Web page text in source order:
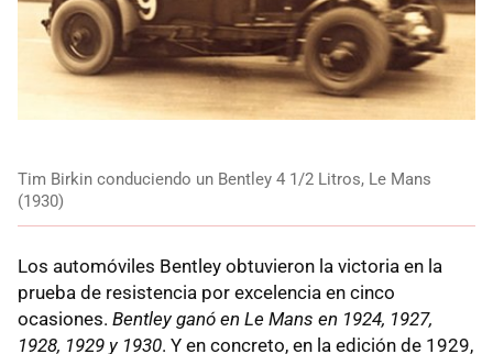
Tim Birkin conduciendo un Bentley 4 1/2 Litros, Le Mans
(1930)
Los automóviles Bentley obtuvieron la victoria en la
prueba de resistencia por excelencia en cinco
ocasiones. Bentley ganó en Le Mans en 1924, 1927,
1928, 1929 y 1930. Y en concreto, en la edición de 1929,